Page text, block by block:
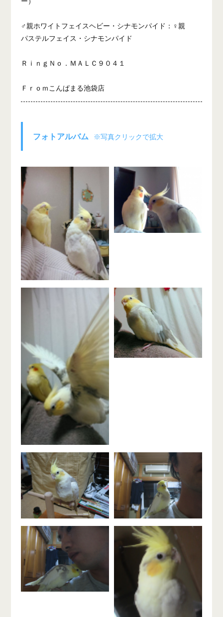
♂親ホワイトフェイスヘビー・シナモンパイド：♀親
パステルフェイス・シナモンパイド
ＲｉｎｇＮｏ．ＭＡＬＣ９０４１
Ｆｒｏｍこんぱまる池袋店
フォトアルバム ※写真クリックで拡大